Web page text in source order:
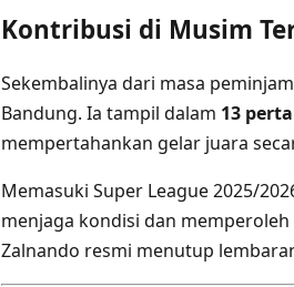
Kontribusi di Musim
Sekembalinya dari masa
Bandung. Ia tampil dalam 13
mempertahankan gelar juara
Memasuki Super League 2025/
menjaga kondisi dan
Zalnando resmi menutup